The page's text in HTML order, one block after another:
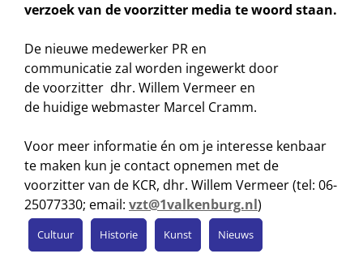
verzoek van de voorzitter media te woord staan.
De nieuwe medewerker PR en
communicatie zal worden ingewerkt door
de voorzitter dhr. Willem Vermeer en
de huidige webmaster Marcel Cramm.
Voor meer informatie én om je interesse kenbaar
te maken kun je contact opnemen met de
voorzitter van de KCR, dhr. Willem Vermeer (tel: 06-
25077330; email: vzt@1valkenburg.nl)
Cultuur Historie Kunst Nieuws